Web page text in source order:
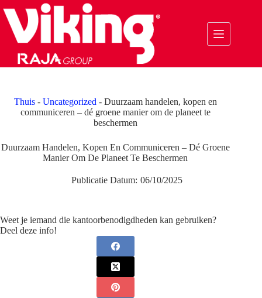
naar
inhoud
Thuis- Uncategorized - Duurzaam handelen, kopen en
communiceren – dé groene manier om de planeet te
beschermen
Duurzaam Handelen, Kopen En Communiceren – Dé Groene
Manier Om De Planeet Te Beschermen
Publicatie Datum: 06/10/2025
Weet je iemand die kantoorbenodigdheden kan gebruiken?
Deel deze info!